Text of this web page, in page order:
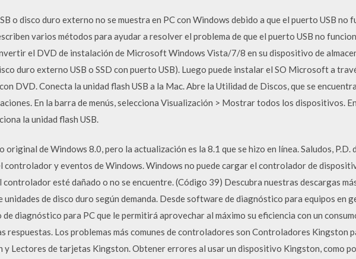
o disco duro externo no se muestra en PC con Windows debido a que el puerto USB no
varios métodos para ayudar a resolver el problema de que el puerto USB no
el DVD de instalación de Microsoft Windows Vista/7/8 en su dispositivo de
duro externo USB o SSD con puerto USB). Luego puede instalar el SO Microsoft a
DVD. Conecta la unidad flash USB a la Mac. Abre la Utilidad de Discos, que se
En la barra de menús, selecciona Visualización > Mostrar todos los dispositivos.
la unidad flash USB.
original de Windows 8.0, pero la actualización es la 8.1 que se hizo en línea. Saludos,
controlador y eventos de Windows. Windows no puede cargar el controlador de
controlador esté dañado o no se encuentre. (Código 39) Descubra nuestras descargas
unidades de disco duro según demanda. Desde software de diagnóstico para equipos en
de diagnóstico para PC que le permitirá aprovechar al máximo su eficiencia con un
respuestas. Los problemas más comunes de controladores son Controladores Kingston
y Lectores de tarjetas Kingston. Obtener errores al usar un dispositivo Kingston, como